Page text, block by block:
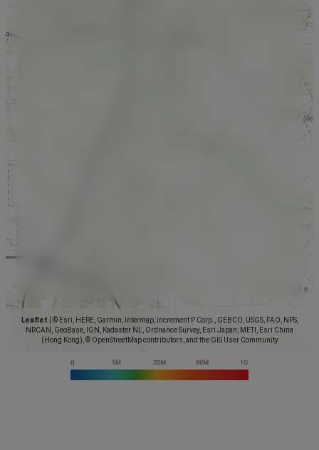
Leaflet
© Esri, HERE, Garmin, Intermap, increment P Corp., GEBCO, USGS, FAO, NPS,
NRCAN, GeoBase, IGN, Kadaster NL, Ordnance Survey, Esri Japan, METI, Esri China
(Hong Kong), © OpenStreetMap contributors, and the GIS User Community